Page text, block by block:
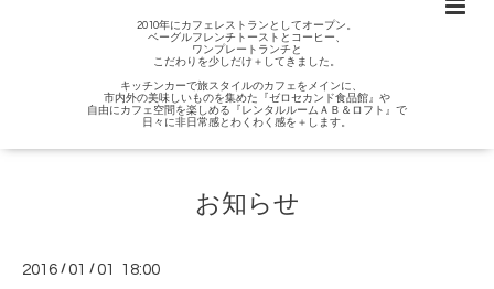
2010年にカフェレストランとしてオープン。
ベーグルフレンチトーストとコーヒー、
ワンプレートランチと
こだわりを少しだけ＋してきました。
キッチンカーで旅スタイルのカフェをメインに、
市内外の美味しいものを集めた『ゼロセカンド食品館』や
自由にカフェ空間を楽しめる『レンタルルームＡＢ＆ロフト』で
日々に非日常感とわくわく感を＋します。
お知らせ
2016 /01 /01 18:00